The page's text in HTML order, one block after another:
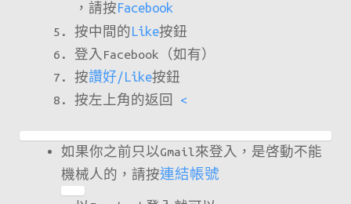
，請按Facebook
按中間的Like按鈕
登入Facebook（如有）
按讚好/Like按鈕
按左上角的返回 <
如果你之前只以Gmail來登入，是啓動不能
機械人的，請按連結帳號